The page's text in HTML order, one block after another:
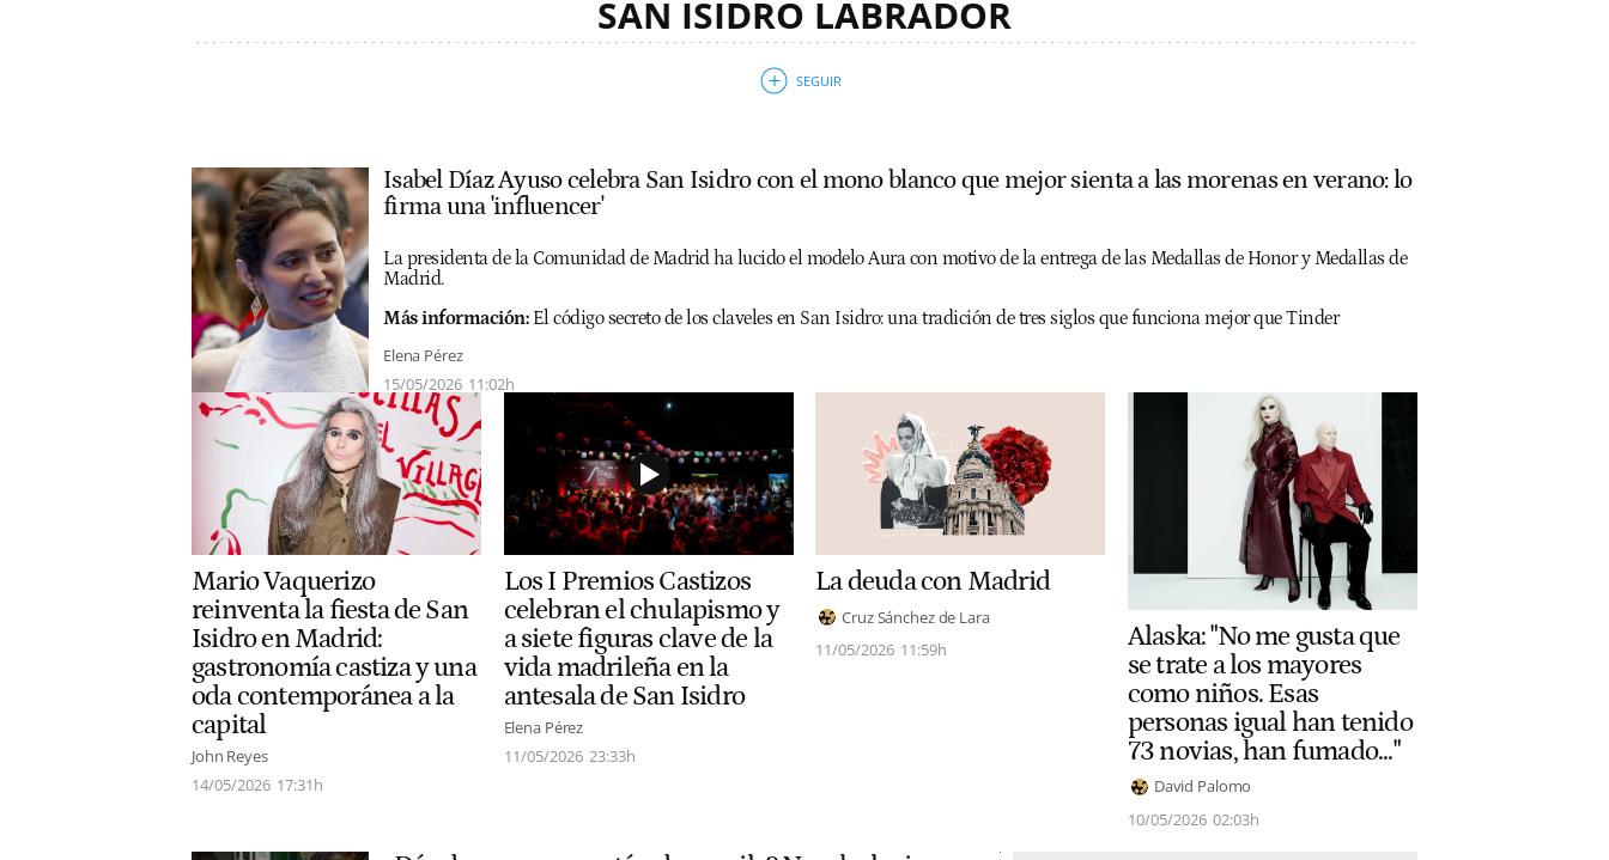
SAN ISIDRO LABRADOR
Isabel Díaz Ayuso celebra San Isidro con el mono blanco que mejor sienta a las morenas en verano: lo
firma una 'influencer'
La presidenta de la Comunidad de Madrid ha lucido el modelo Aura con motivo de la entrega de las Medallas de Honor y Medallas de
Madrid.
Más información: El código secreto de los claveles en San Isidro: una tradición de tres siglos que funciona mejor que Tinder
Elena Pérez
15/05/2026 11:02h
Mario Vaquerizo
reinventa la fiesta de San
Isidro en Madrid:
gastronomía castiza y una
oda contemporánea a la
capital
John Reyes
14/05/2026 17:31h
Los I Premios Castizos
celebran el chulapismo y
a siete figuras clave de la
vida madrileña en la
antesala de San Isidro
Elena Pérez
11/05/2026 23:33h
La deuda con Madrid
Cruz Sánchez de Lara
11/05/2026 11:59h
Alaska: "No me gusta que
se trate a los mayores
como niños. Esas
personas igual han tenido
73 novias, han fumado..."
David Palomo
10/05/2026 02:03h